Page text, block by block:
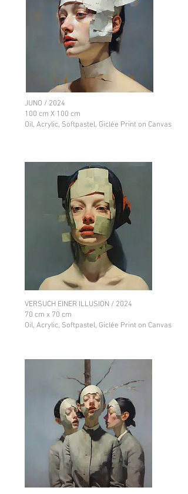
JUNO / 2024
100 cm X 100 cm
Oil, Acrylic, Softpastel, Giclée Print on Canvas
VERSUCH EINER ILLUSION / 2024
70 cm x 70 cm
Oil, Acrylic, Softpastel, Giclée Print on Canvas